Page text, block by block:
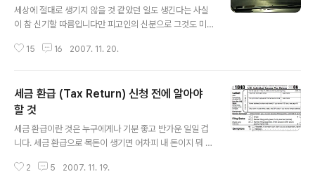
세상에 절대로 생기지 않을 것 같았던 일도 생긴다는 사실
이 참 신기할 따름입니다만 피고인의 신분으로 그것도 미
할지 모르겠습니다. 혹시 중범죄자의 글을 읽는 다고 생각
사법정으로 가게 된 케이스임을 밝혀드립니다. 혹자는 무
슨 교통위반으로 형사법정을 가게 되는 경우가 다 있나 하
고 생각할 수 있는데 제 경우가 바로 그런 경우가 되겠습니
다. 사건의 시작은 제가 제 차에 온가족을 태우고 Toy
내 외곽의 도로를 타고 주행 중인데 무섭게도 미국 경찰차
15 16 2007. 11. 20.
세금 환급 (Tax Return) 신청 전에 알아야
할 것
세금 환급이란 것은 누구에게나 기분 좋고 반가운 일일 겁
니다. 세금 환급으로 목돈이 생기면 어차피 내 돈이지 뭐 하
들 입장에서는 해마다 이 세금 환급의 시즌이 다가오면 은
2 5 2007. 11. 19.